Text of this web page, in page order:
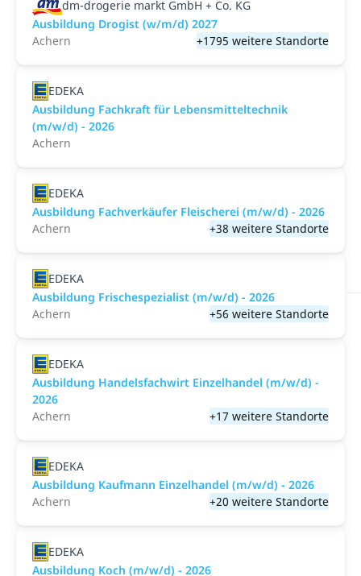
dm-drogerie markt GmbH + Co. KG
Ausbildung Drogist (w/m/d) 2027
Achern
+1795 weitere Standorte
EDEKA
Ausbildung Fachkraft für Lebensmitteltechnik
(m/w/d) - 2026
Achern
EDEKA
Ausbildung Fachverkäufer Fleischerei (m/w/d) - 2026
Achern
+38 weitere Standorte
EDEKA
Ausbildung Frischespezialist (m/w/d) - 2026
Achern
+56 weitere Standorte
EDEKA
Ausbildung Handelsfachwirt Einzelhandel (m/w/d) -
2026
Achern
+17 weitere Standorte
EDEKA
Ausbildung Kaufmann Einzelhandel (m/w/d) - 2026
Achern
+20 weitere Standorte
EDEKA
Ausbildung Koch (m/w/d) - 2026